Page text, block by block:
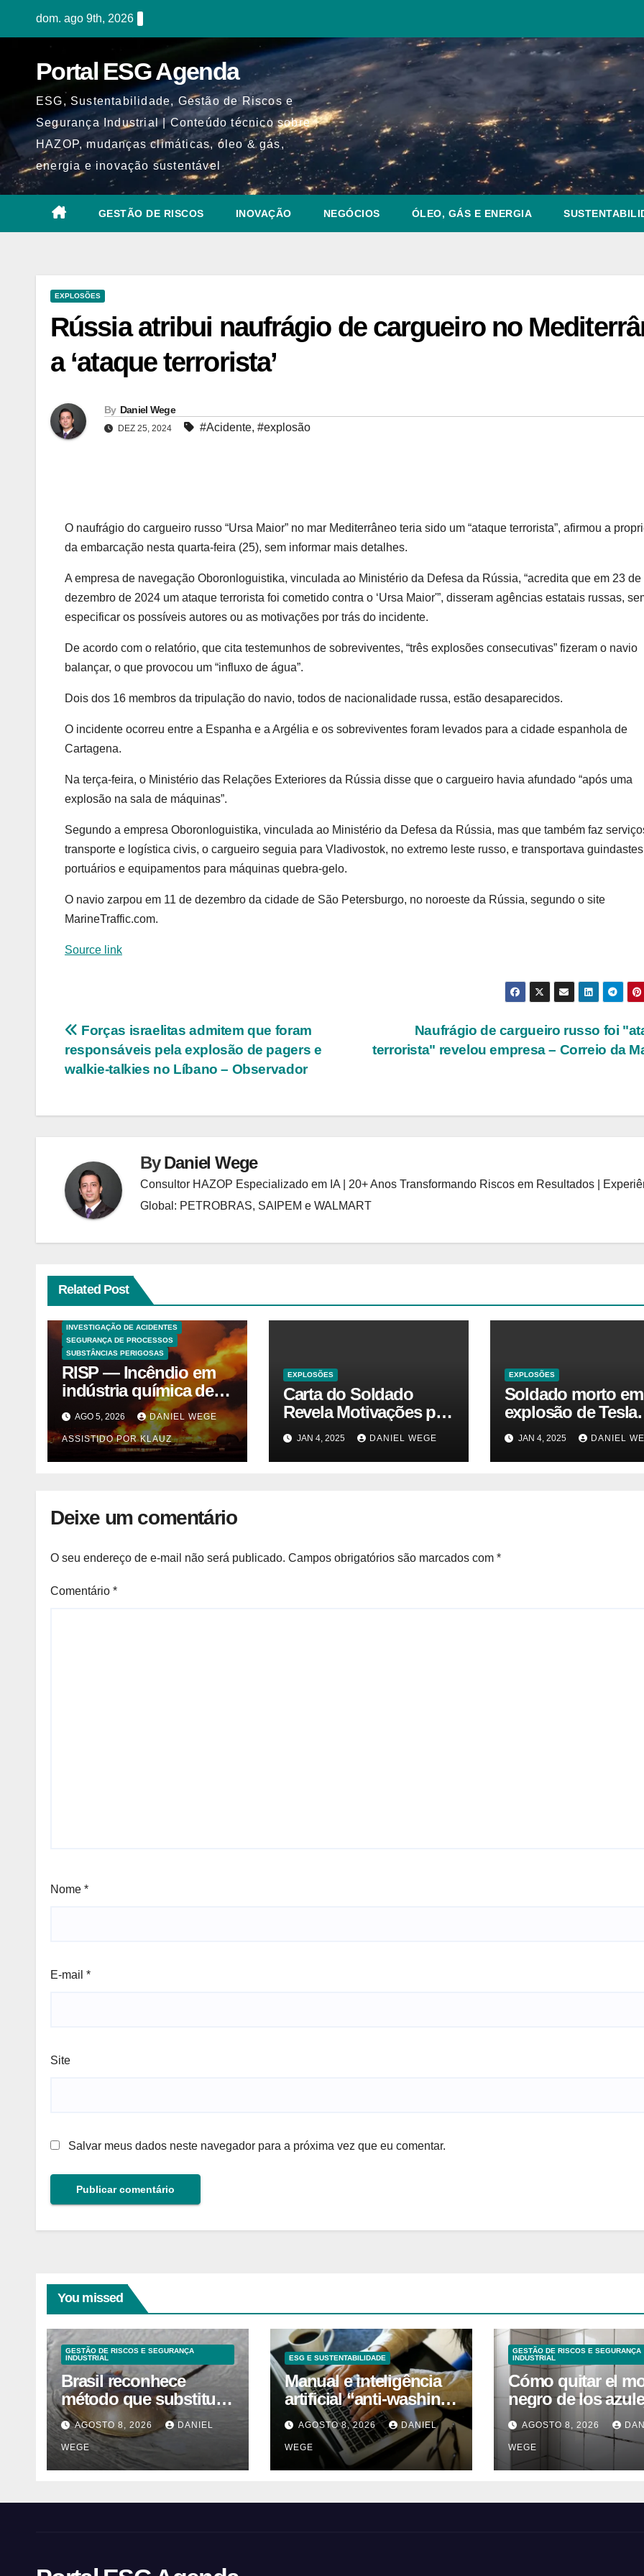
dom. ago 9th, 2026
Portal ESG Agenda
ESG, Sustentabilidade, Gestão de Riscos e
Segurança Industrial | Conteúdo técnico sobre
HAZOP, mudanças climáticas, óleo & gás,
energia e inovação sustentável
GESTÃO DE RISCOS INOVAÇÃO NEGÓCIOS ÓLEO, GÁS E ENERGIA
EXPLOSÕES
Rússia atribui naufrágio de cargueiro no
a ‘ataque terrorista’
By Daniel Wege
DEZ 25, 2024 #Acidente, #explosão
O naufrágio do cargueiro russo “Ursa Maior” no mar Mediterrâneo teria sido um “ataque terrorista”, afirmou a
da embarcação nesta quarta-feira (25), sem informar mais detalhes.
A empresa de navegação Oboronloguistika, vinculada ao Ministério da Defesa da Rússia, “acredita que em 23 de
dezembro de 2024 um ataque terrorista foi cometido contra o ‘Ursa Maior'”, disseram agências estatais russas,
especificar os possíveis autores ou as motivações por trás do incidente.
De acordo com o relatório, que cita testemunhos de sobreviventes, “três explosões consecutivas” fizeram o navio
balançar, o que provocou um “influxo de água”.
Dois dos 16 membros da tripulação do navio, todos de nacionalidade russa, estão desaparecidos.
O incidente ocorreu entre a Espanha e a Argélia e os sobreviventes foram levados para a cidade espanhola de
Cartagena.
Na terça-feira, o Ministério das Relações Exteriores da Rússia disse que o cargueiro havia afundado “após uma
explosão na sala de máquinas”.
Segundo a empresa Oboronloguistika, vinculada ao Ministério da Defesa da Rússia, mas que também faz
transporte e logística civis, o cargueiro seguia para Vladivostok, no extremo leste russo, e transportava guindastes
portuários e equipamentos para máquinas quebra-gelo.
O navio zarpou em 11 de dezembro da cidade de São Petersburgo, no noroeste da Rússia, segundo o site
MarineTraffic.com.
Source link
Navegação
de
Naufrágio de cargueiro russo foi
terrorista" revelou empresa – Correio da
Forças israelitas admitem que foram
responsáveis pela explosão de pagers e
walkie-talkies no Líbano – Observador
ByDaniel Wege
Consultor HAZOP Especializado em IA | 20+ Anos Transformando Riscos em Resultados |
Global: PETROBRAS, SAIPEM e WALMART
Related Post
EXPLOSÕES
INVESTIGAÇÃO DE ACIDENTES
SEGURANÇA DE PROCESSOS
SUBSTÂNCIAS PERIGOSAS
RISP — Incêndio em
indústria química de
solventes em
Itaquaquecetuba/SP
(UNIQUIMA/Quema)
AGO 5, 2026 DANIEL WEGE
ASSISTIDO POR KLAUZ
EXPLOSÕES
Carta do Soldado
Revela Motivações por
Trás da Explosão do
Cybertruck em Las
Vegas – Gazeta Brasil
JAN 4, 2025 DANIEL WEGE
EXPLOSÕES
Soldado morto em
explosão de Tesla
sofria de estresse
traumático e temia
‘colapso’ dos EUA
JAN 4, 2025 DANIEL
Deixe um comentário
O seu endereço de e-mail não será publicado. Campos obrigatórios são marcados com *
Comentário *
Nome *
E-mail *
Site
Salvar meus dados neste navegador para a próxima vez que eu comentar.
You missed
GESTÃO DE RISCOS E SEGURANÇA
INDUSTRIAL
Brasil reconhece
método que substitui
uso de sangue de
caranguejo-ferradura
em testes
farmacêuticos
AGOSTO 8, 2026 DANIEL
WEGE
ESG E SUSTENTABILIDADE
Manual e inteligência
artificial “anti-washing”
orientam empresas
AGOSTO 8, 2026 DANIEL
WEGE
GESTÃO DE RISCOS E SEGURANÇA
INDUSTRIAL
Cómo quitar el
negro de los
del baño:
caseros efectivos
AGOSTO 8, 2026
WEGE